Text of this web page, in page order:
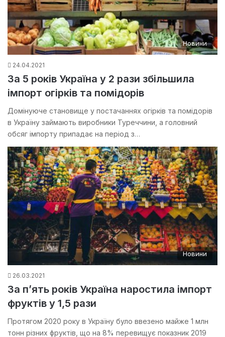
Новини
24.04.2021
За 5 років Україна у 2 рази збільшила
імпорт огірків та помідорів
Домінуюче становище у постачаннях огірків та помідорів
в Україну займають виробники Туреччини, а головний
обсяг імпорту припадає на період з…
Новини
26.03.2021
За п’ять років Україна наростила імпорт
фруктів у 1,5 рази
Протягом 2020 року в Україну було ввезено майже 1 млн
тонн різних фруктів, що на 8% перевищує показник 2019